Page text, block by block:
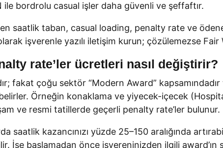
bordrolu casual işler daha güvenli ve şeffaftır.
saatlik taban, casual loading, penalty rate ve
işverenle yazılı iletişim kurun; çözülemezse Fair
rate’ler ücretleri nasıl değiştirir?
fakat çoğu sektör “Modern Award”
Örneğin konaklama ve yiyecek-içecek
ve resmi tatillerde geçerli penalty rate’ler bulunur.
saatlik kazancınızı yüzde 25–150 aralığında
İşe başlamadan önce işvereninizden ilgili award’ın